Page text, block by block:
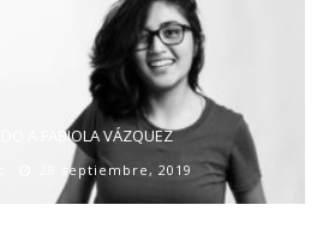
A FABIOLA VÁZQUEZ
28 septiembre, 2019